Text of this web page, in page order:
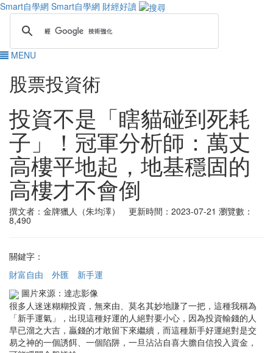
Smart自學網 Smart自學網 財經好讀
MENU
股票投資術
投資不是「瞎貓碰到死耗
子」！冠軍分析師：萬丈
高樓平地起，地基穩固的
高樓才不會倒
撰文者：金牌獵人（朱均澤） 更新時間：2023-07-21 瀏覽數：
8,490
關鍵字：
財富自由
外匯
新手運
圖片來源：達志影像
很多人迷迷糊糊投資，無來由、莫名其妙地賺了一把，這種我稱為
「新手運氣」，出現這種好運的人絕對要小心，因為投資輸錢的人
早已溜之大吉，贏錢的才敢留下來繼續，而這種新手好運絕對是交
易之神的一個誘餌、一個陷阱，一旦沾沾自喜大膽自信投入資金，